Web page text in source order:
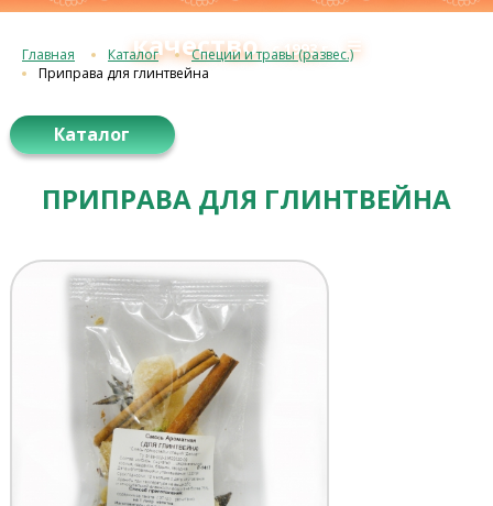
качествос 1993 г.≡
Главная Каталог
Специи и травы (развес.)
Приправа для глинтвейна
Каталог
ПРИПРАВА ДЛЯ ГЛИНТВЕЙНА